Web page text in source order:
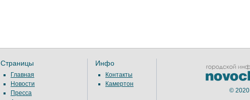
Страницы
Главная
Новости
Пресса
Инфо
Контакты
Камертон
© 2020